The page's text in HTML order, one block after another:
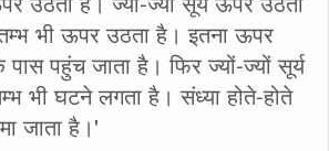
भी ऊपर उठता है। इतना ऊपर
पहुंच जाता है। फिर ज्यों-ज्यों सूर्य
भी घटने लगता है। संध्या होते-होते
जाता है।'